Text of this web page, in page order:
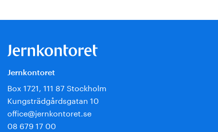
Jernkontoret
Box 1721, 111 87 Stockholm
Kungsträdgårdsgatan 10
office@jernkontoret.se
08 679 17 00